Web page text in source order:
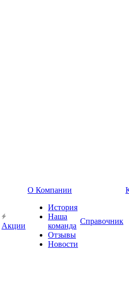
Акции
О Компании
История
Наша
команда
Отзывы
Новости
Справочник